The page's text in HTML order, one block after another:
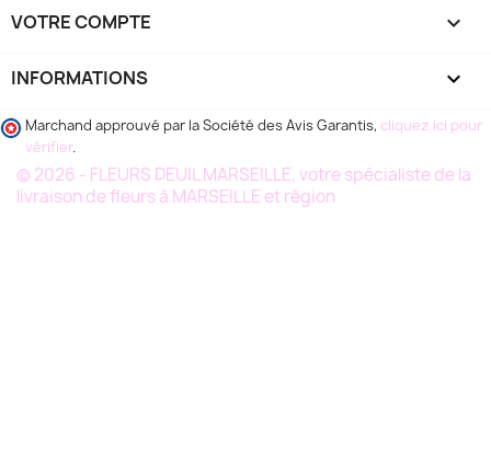
VOTRE COMPTE 
INFORMATIONS keyboard_arrow_down
Marchand approuvé par la Société des Avis Garantis, cliquez ici pour
vérifier.
© 2026 - FLEURS DEUIL MARSEILLE, votre spécialiste de la
livraison de fleurs à MARSEILLE et région